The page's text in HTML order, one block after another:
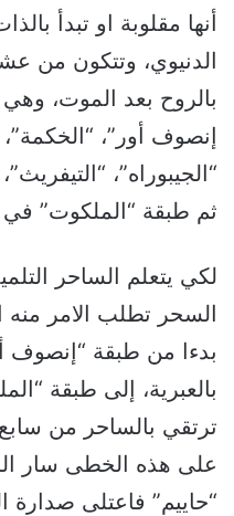
أنها مقلوبة او تبدأ
الدنيوي، وتتكون من
بالروح بعد الموت، وهي
إنصوف أور”، “الخكمة”،
“الجيبوراه”،
ثم طبقة “الملكوت” في
لكي يتعلم الساحر
السحر تطلب الامر
بدءا من طبقة “إنصوف
بالعبرية، إلى طبقة
ترتقي بالساحر من
على هذه الخطى سار
“حاييم” فاعتلى صدارة